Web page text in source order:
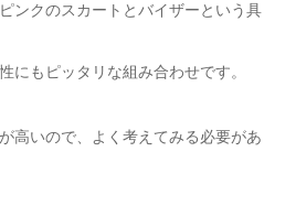
ンクのスカートとバイザーという具
にもピッタリな組み合わせです。
高いので、よく考えてみる必要があ